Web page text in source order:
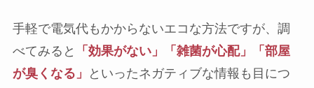
手軽で電気代もかからないエコな方法ですが、調
べてみると
「効果がない」「雑菌が心配」「部屋
が臭くなる」
といったネガティブな情報も目につ